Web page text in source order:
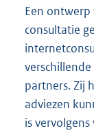
Een
consultatie
partners. Zij
adviezen
is